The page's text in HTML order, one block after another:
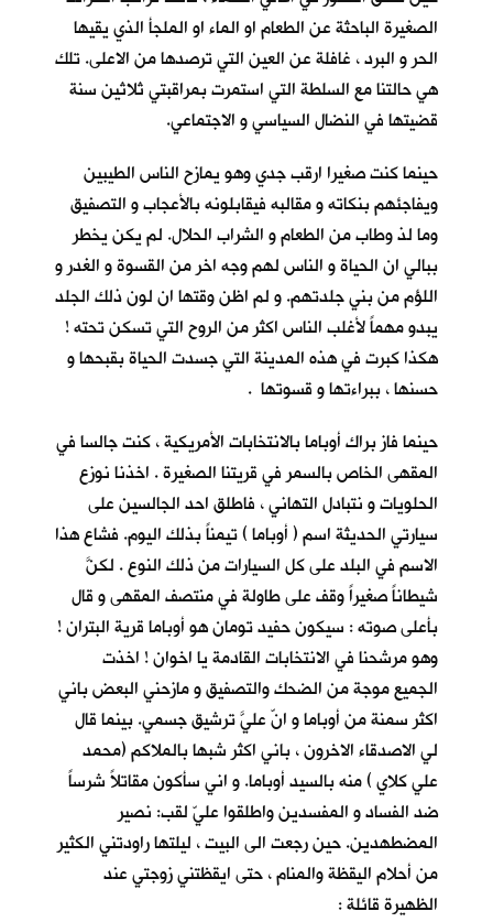
الصغيرة الباحثة عن الطعام او الماء او الملجأ الذي يقيها
الحر و البرد ، غافلة عن العين التي ترصدها من الاعلى. تلك
هي حالتنا مع السلطة التي استمرت بمراقبتي ثلاثين سنة
قضيتها في النضال السياسي و الاجتماعي.
حينما كنت صغيرا ارقب جدي وهو يمازح الناس الطيبين
ويفاجئهم بنكاته و مقالبه فيقابلونه بالأعجاب و التصفيق
وما لذ وطاب من الطعام و الشراب الحلال. لم يكن يخطر
ببالي ان الحياة و الناس لهم وجه اخر من القسوة و الغدر و
اللؤم من بني جلدتهم. و لم اظن وقتها ان لون ذلك الجلد
يبدو مهماً لأغلب الناس اكثر من الروح التي تسكن تحته !
هكذا كبرت في هذه المدينة التي جسدت الحياة بقبحها و
حسنها ، ببراءتها و قسوتها .
حينما فاز براك أوباما بالانتخابات الأمريكية ، كنت جالسا في
المقهى الخاص بالسمر في قريتنا الصغيرة . اخذنا نوزع
الحلويات و نتبادل التهاني ، فاطلق احد الجالسين على
سيارتي الحديثة اسم ( أوباما ) تيمناً بذلك اليوم. فشاع هذا
الاسم في البلد على كل السيارات من ذلك النوع . لكنَّ
شيطاناً صغيراً وقف على طاولة في منتصف المقهى و قال
بأعلى صوته : سيكون حفيد تومان هو أوباما قرية البتران !
وهو مرشحنا في الانتخابات القادمة يا اخوان ! اخذت
الجميع موجة من الضحك والتصفيق و مازحني البعض باني
اكثر سمنة من أوباما و انّ عليَّ ترشيق جسمي. بينما قال
لي الاصدقاء الاخرون ، باني اكثر شبها بالملاكم (محمد
علي كلاي ) منه بالسيد أوباما. و اني سأكون مقاتلاً شرساً
ضد الفساد و المفسدين واطلقوا عليّ لقب: نصير
المضطهدين. حين رجعت الى البيت ، ليلتها راودتني الكثير
من أحلام اليقظة والمنام ، حتى ايقظتني زوجتي عند
الظهيرة قائلة :